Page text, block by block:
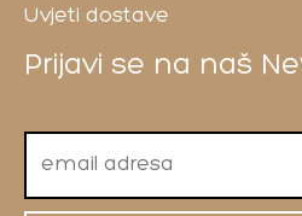
Uvjeti dostave
Prijavi se na naš